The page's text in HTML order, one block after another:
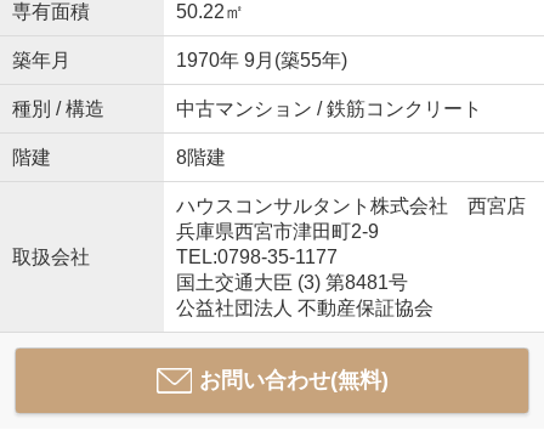
専有面積 50.22㎡
築年月 1970年 9月(築55年)
種別 / 構造 中古マンション / 鉄筋コンクリート
階建 8階建
取扱会社
ハウスコンサルタント株式会社 西宮店
兵庫県西宮市津田町2-9
TEL:0798-35-1177
国土交通大臣 (3) 第8481号
公益社団法人 不動産保証協会
お問い合わせ(無料)